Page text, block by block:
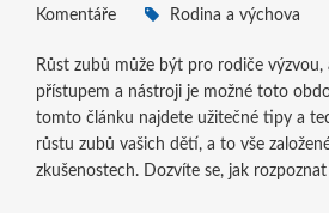
Komentáře
Rodina a výchova
Růst zubů může být pro rodiče výzvou,
přístupem a nástroji je možné toto
tomto článku najdete užitečné tipy a
růstu zubů vašich dětí, a to vše
zkušenostech. Dozvíte se, jak